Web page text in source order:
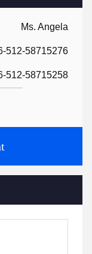
Ms. Angela
512-58715276
512-58715258